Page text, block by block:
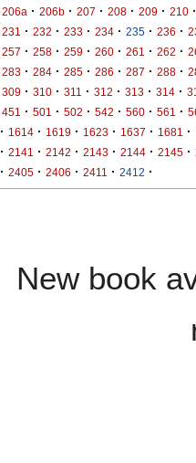
206a · 206b · 207 · 208 · 209 · 210 ·
231 · 232 · 233 · 234 · 235 · 236 ·
257 · 258 · 259 · 260 · 261 · 262 ·
283 · 284 · 285 · 286 · 287 · 288 ·
309 · 310 · 311 · 312 · 313 · 314 ·
451 · 501 · 502 · 542 · 560 · 561 ·
· 1614 · 1619 · 1623 · 1637 · 1681 ·
· 2141 · 2142 · 2143 · 2144 · 2145 ·
· 2405 · 2406 · 2411 · 2412 ·
New book